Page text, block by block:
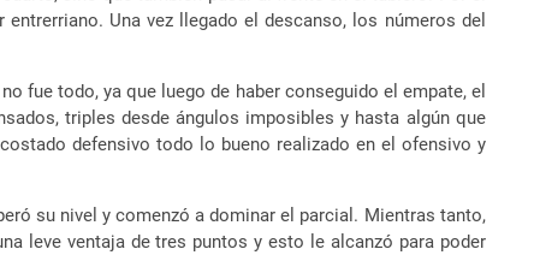
Una vez llegado el descanso, los números del
fue todo, ya que luego de haber conseguido el empate, el
triples desde ángulos imposibles y hasta algún que
defensivo todo lo bueno realizado en el ofensivo y
su nivel y comenzó a dominar el parcial. Mientras tanto,
leve ventaja de tres puntos y esto le alcanzó para poder